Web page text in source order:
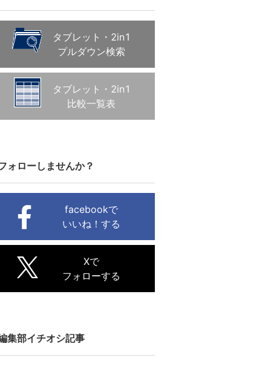
タブレット・2in1
プルダウン検索
タブレット・2in1
比較一覧表
ォローしませんか？
facebookで
いいね！する
Xで
フォローする
集部イチオシ記事